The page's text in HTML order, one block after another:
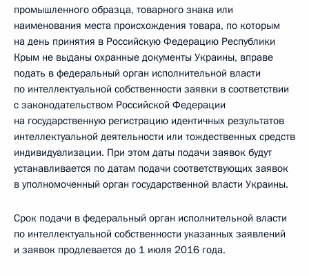
промышленного образца, товарного знака или
наименования места происхождения товара, по которым
на день принятия в Российскую Федерацию Республики
Крым не выданы охранные документы Украины, вправе
подать в федеральный орган исполнительной власти
по интеллектуальной собственности заявки в соответствии
с законодательством Российской Федерации
на государственную регистрацию идентичных результатов
интеллектуальной деятельности или тождественных средств
индивидуализации. При этом даты подачи заявок будут
устанавливается по датам подачи соответствующих заявок
в уполномоченный орган государственной власти Украины.
Срок подачи в федеральный орган исполнительной власти
по интеллектуальной собственности указанных заявлений
и заявок продлевается до 1 июля 2016 года.